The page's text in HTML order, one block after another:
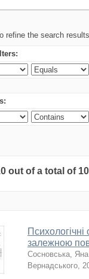
refine the search
out of a total of
Психологічні
залежною
Сосновська,
Вернадського,